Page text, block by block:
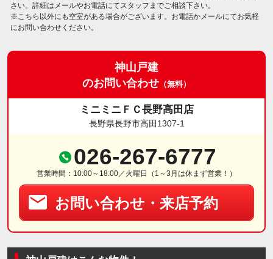
さい。詳細はメールやお電話にてスタッフまでご相談下さい。
※こちら以外にも空室がある場合がございます。お電話かメールにてお気軽
にお問い合わせください。
神山戸建
のお問い合わせ （無料）
ミニミニＦＣ長野高田店
長野県長野市高田1307-1
026-267-6777
営業時間：10:00～18:00／火曜日（1～3月は休まず営業！）
お問い合わせ・来店予約